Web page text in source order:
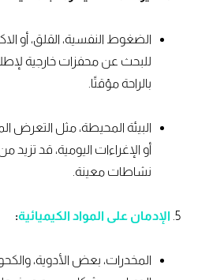
الضغوط النفسية، القلق، أو
للبحث عن محفزات خارجية
بالراحة مؤقتًا.
البيئة المحيطة، مثل التعرض
أو الإغراءات اليومية، قد تزيد
نشاطات معينة.
الإدمان على المواد الكيميائية:
المخدرات، بعض الأدوية،